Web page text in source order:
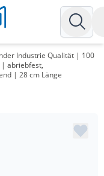
Industrie Qualität | 100
| abriebfest,
| 28 cm Länge